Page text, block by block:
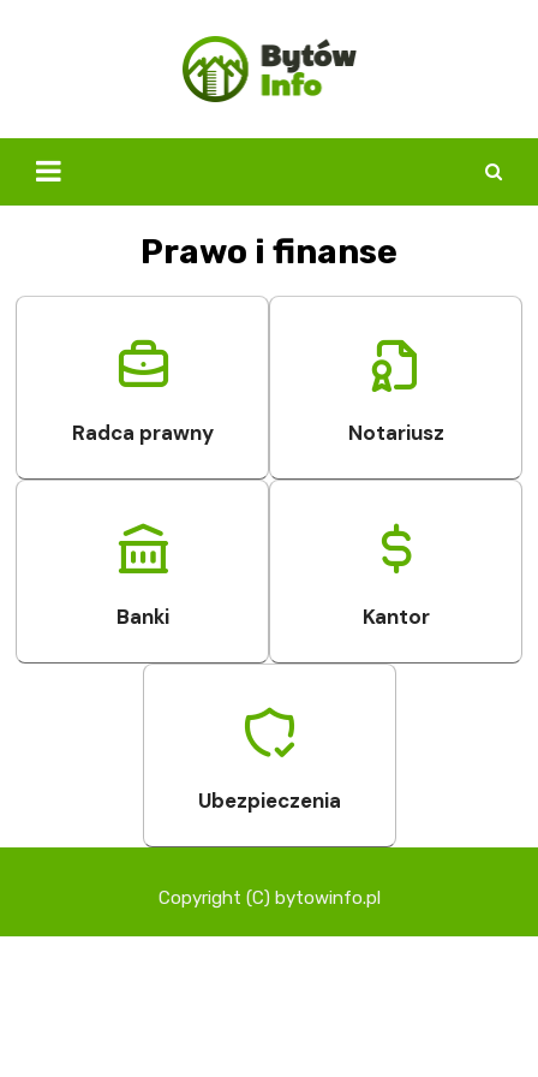
Prawo i finanse
Radca prawny Notariusz
Banki Kantor
Ubezpieczenia
Copyright (C) bytowinfo.pl